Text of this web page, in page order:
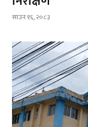
साउन १६, २०८३